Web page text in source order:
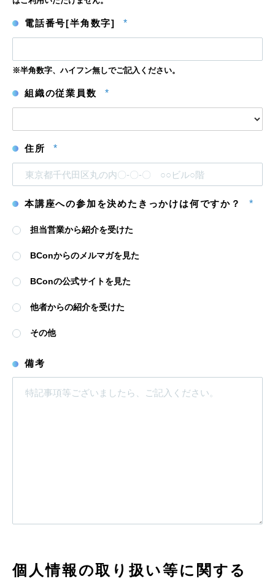
ル
ド
確
認
電話番号[半角数字] *
※半角数字、ハイフン無しでご記入ください。
組織の従業員数 *
住所 *
本講座への参加を決めたきっかけは何ですか？ *
担当営業から紹介を受けた
BConからのメルマガを見た
BConの公式サイトを見た
他者からの紹介を受けた
その他
備考
個人情報の取り扱い等に関する